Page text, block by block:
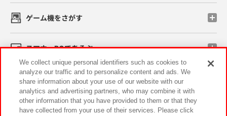
ゲーム機をさがす
スマホ・PCであそぶ
イベント・キャンペーン
We collect unique personal identifiers such as cookies to
analyze our traffic and to personalize content and ads. We
share information about your use of our website with our
analytics and advertising partners, who may combine it with
other information that you have provided to them or that they
have collected from your use of their services. Please click